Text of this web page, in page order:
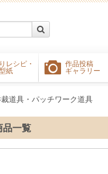
レシピ・
紙
作品投稿
ギャラリー
道具・パッチワーク道具
品一覧